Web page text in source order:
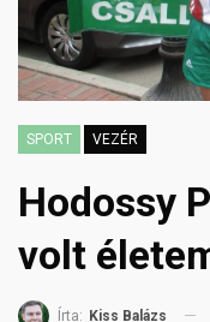
SPORT VEZÉR
Hodossy
volt
Írta: Kiss Balázs